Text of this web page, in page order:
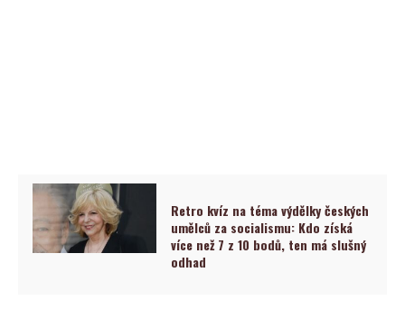
Retro kvíz na téma výdělky českých
umělců za socialismu: Kdo získá
více než 7 z 10 bodů, ten má slušný
odhad